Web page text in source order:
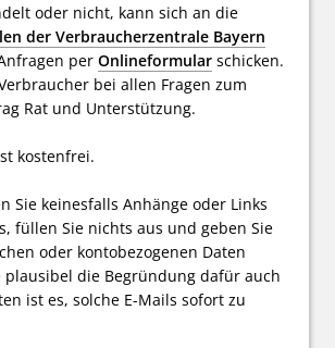
oder nicht, kann sich an die
der Verbraucherzentrale Bayern
per Onlineformular schi­cken.
bei allen Fragen zum
Rat und Unterstüt­zung.
kostenfrei.
Sie keinesfalls Anhänge oder Links
füllen Sie nichts aus und geben Sie
oder konto­bezogenen Daten
plausibel die Begründung dafür auch
ist es, solche E-Mails sofort zu